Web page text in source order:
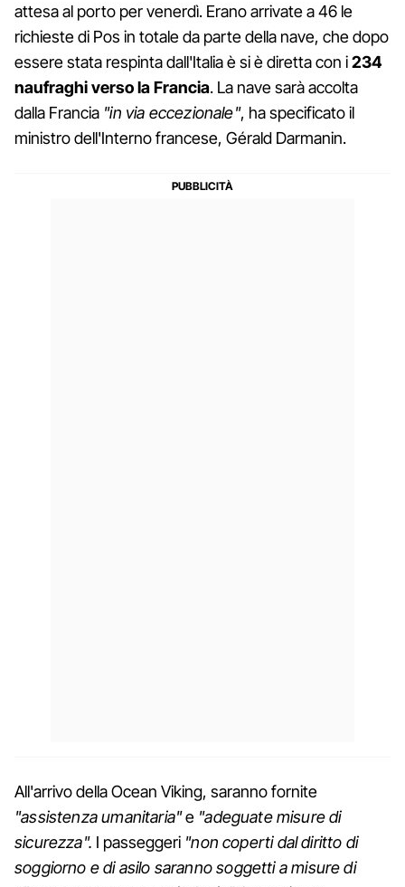
attesa al porto per venerdì. Erano arrivate a 46 le
richieste di Pos in totale da parte della nave, che dopo
essere stata respinta dall'Italia è si è diretta con i234
naufraghi verso la Francia. La nave sarà accolta
dalla Francia "in via eccezionale", ha specificato il
ministro dell'Interno francese, Gérald Darmanin.
All'arrivo della Ocean Viking, saranno fornite
"assistenza umanitaria"e "adeguate misure di
sicurezza". I passeggeri"non coperti dal diritto di
soggiorno e di asilo saranno soggetti a misure di